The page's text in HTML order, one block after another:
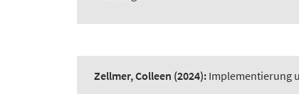
Zellmer, Colleen (2024): Implementierung